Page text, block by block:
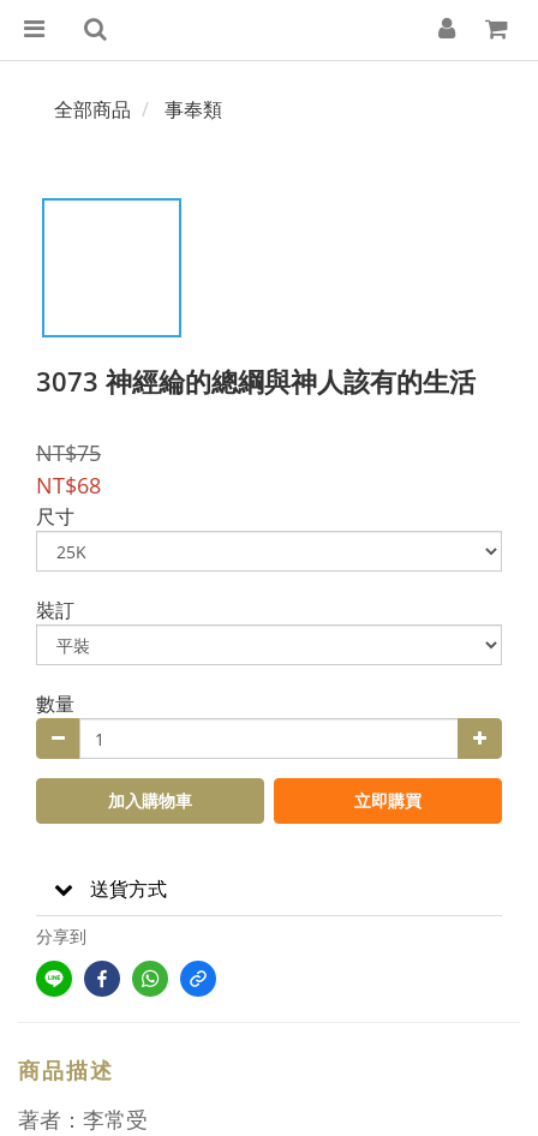
全部商品 事奉類
3073 神經綸的總綱與神人該有的生活
NT$75
NT$68
尺寸
裝訂
數量
加入購物車 立即購買
送貨方式
分享到
商品描述
著者：李常受